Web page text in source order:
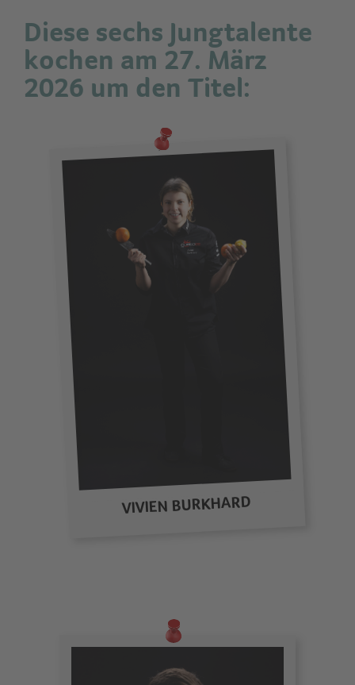
Diese sechs Jungtalente
kochen am 27. März
2026 um den Titel:
VIVIEN BURKHARD